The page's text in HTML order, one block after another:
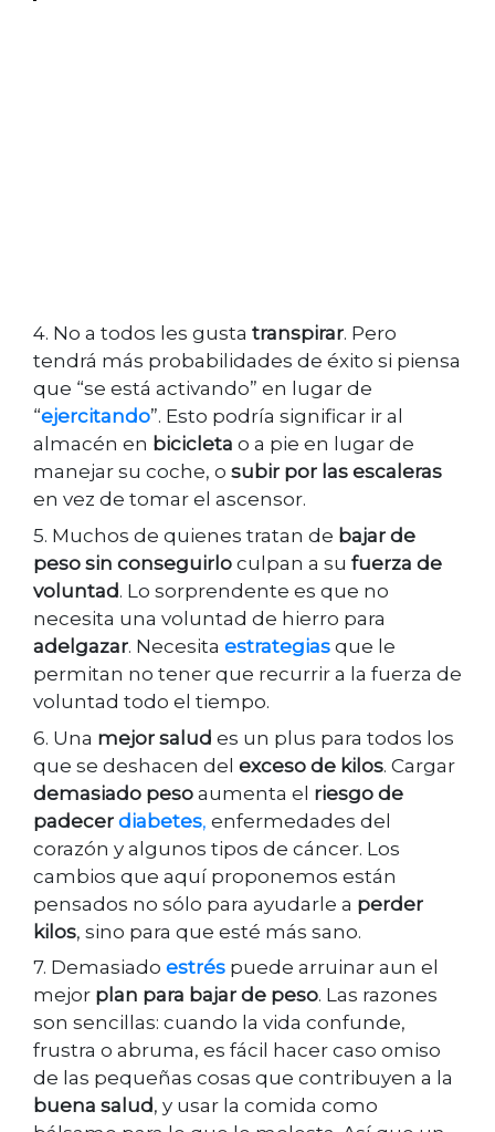
4. No a todos les gusta transpirar. Pero
tendrá más probabilidades de éxito si piensa
que “se está activando” en lugar de
“ejercitando”. Esto podría significar ir al
almacén en bicicleta o a pie en lugar de
manejar su coche, o subir por las escaleras
en vez de tomar el ascensor.
5. Muchos de quienes tratan de bajar de
peso sin conseguirlo culpan a su fuerza de
voluntad. Lo sorprendente es que no
necesita una voluntad de hierro para
adelgazar. Necesita estrategias que le
permitan no tener que recurrir a la fuerza de
voluntad todo el tiempo.
6. Una mejor salud es un plus para todos los
que se deshacen del exceso de kilos. Cargar
demasiado peso aumenta el riesgo de
padecer diabetes, enfermedades del
corazón y algunos tipos de cáncer. Los
cambios que aquí proponemos están
pensados no sólo para ayudarle a perder
kilos, sino para que esté más sano.
7. Demasiado estrés puede arruinar aun el
mejor plan para bajar de peso. Las razones
son sencillas: cuando la vida confunde,
frustra o abruma, es fácil hacer caso omiso
de las pequeñas cosas que contribuyen a la
buena salud, y usar la comida como